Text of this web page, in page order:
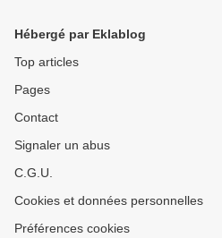
Hébergé par Eklablog
Top articles
Pages
Contact
Signaler un abus
C.G.U.
Cookies et données personnelles
Préférences cookies